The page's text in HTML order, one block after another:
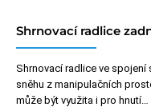
Shrnovací radlice
Shrnovací radlice ve
sněhu z manipulačních
může být využita i pro hnutí…